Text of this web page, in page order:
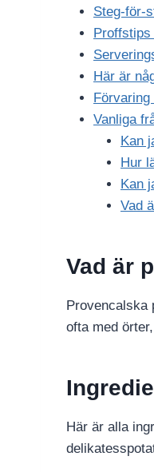
Steg-för-
Här är
Vanliga
Kan
Hur
Kan
Vad
Vad är
Provencalska
ofta med
Här är alla